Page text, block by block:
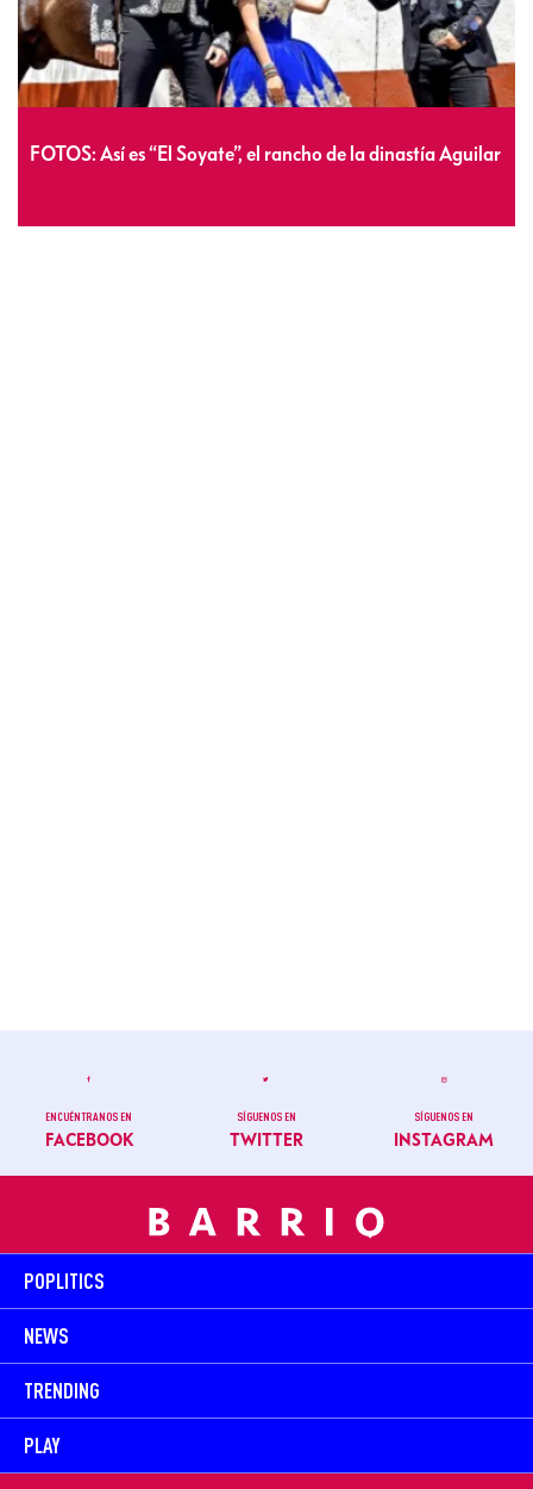
FOTOS: Así es “El Soyate”, el rancho de la dinastía Aguilar
ENCUÉNTRANOS EN
FACEBOOK
SÍGUENOS EN
TWITTER
SÍGUENOS EN
INSTAGRAM
POPLITICS
NEWS
TRENDING
PLAY